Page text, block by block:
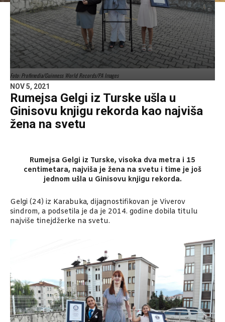
Foto: Profimedia/Guinness World Records/PA Images
NOV 5, 2021
Rumejsa Gelgi iz Turske ušla u
Ginisovu knjigu rekorda kao najviša
žena na svetu
Rumejsa Gelgi iz Turske, visoka dva metra i 15
centimetara, najviša je žena na svetu i time je još
jednom ušla u Ginisovu knjigu rekorda.
Gelgi (24) iz Karabuka, dijagnostifikovan je Viverov
sindrom, a podsetila je da je 2014. godine dobila titulu
najviše tinejdžerke na svetu.